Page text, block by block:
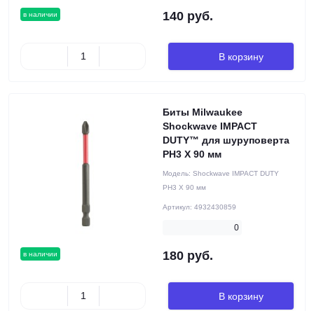
в наличии 140 руб.
В корзину
в наличии
Биты Milwaukee
Shockwave IMPACT
DUTY™ для шуруповерта
PH3 X 90 мм
Модель: Shockwave IMPACT DUTY
PH3 X 90 мм
Артикул: 4932430859
0
180 руб.
В корзину